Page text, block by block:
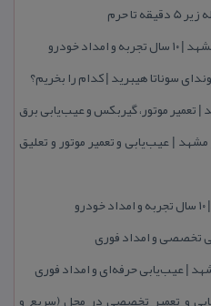
تا حرم
خودرو
سوناتا هیبرید | كدام را بخریم؟
| عیب‌یابی و تعمیر موتور و تعلیق
تخصصی و امداد فوری
| عیب‌یابی حرفه‌ای و امداد فوری
و تعمیر تخصصی در محل (سریع و